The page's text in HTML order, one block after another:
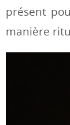
présent
manière